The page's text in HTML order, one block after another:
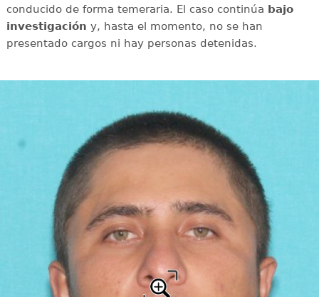
conducido de forma temeraria. El caso continúa bajo
investigación y, hasta el momento, no se han
presentado cargos ni hay personas detenidas.